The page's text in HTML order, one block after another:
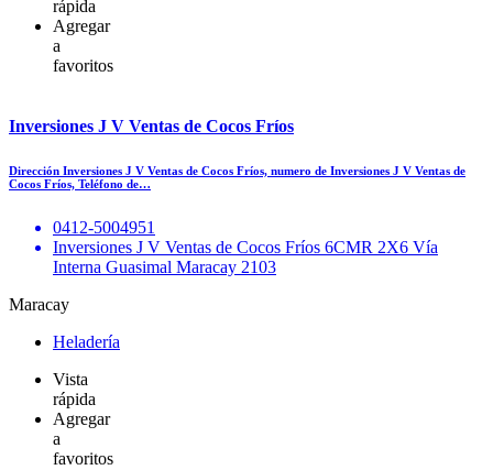
rápida
Agregar
a
favoritos
Inversiones J V Ventas de Cocos Fríos
Dirección Inversiones J V Ventas de Cocos Fríos, numero de Inversiones J V Ventas de
Cocos Fríos, Teléfono de…
0412-5004951
Inversiones J V Ventas de Cocos Fríos 6CMR 2X6 Vía
Interna Guasimal Maracay 2103
Maracay
Heladería
Vista
rápida
Agregar
a
favoritos